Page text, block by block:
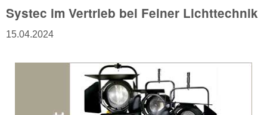
Systec im Vertrieb bei Feiner Lichttechnik
15.04.2024